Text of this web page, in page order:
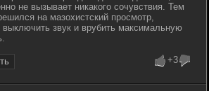
не вызывает никакого сочувствия. Тем
на мазохистский просмотр,
выключить звук и врубить максимальную
+3